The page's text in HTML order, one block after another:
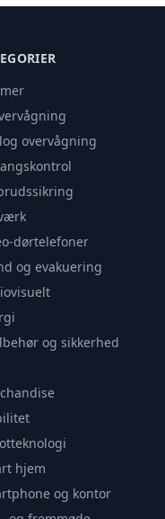
overvågning
dørtelefoner
og evakuering
og sikkerhed
hjem
og kontor